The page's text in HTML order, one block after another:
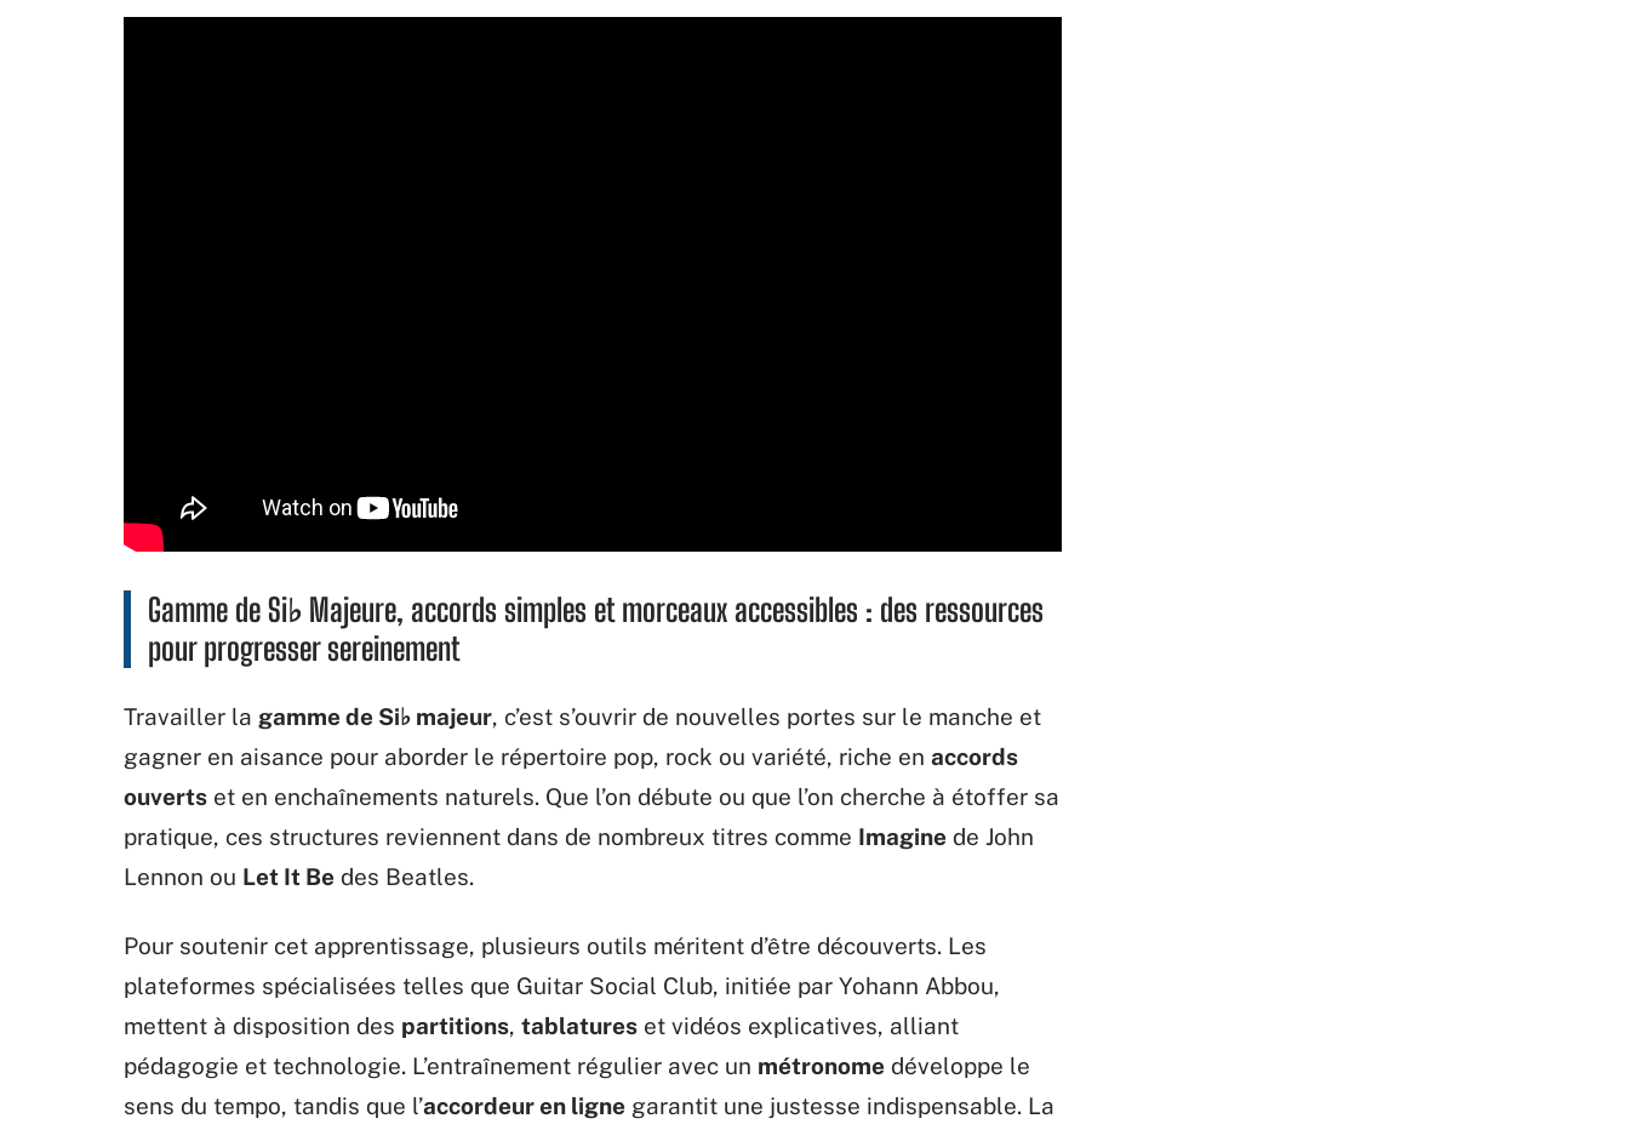
Gamme de Si♭ Majeure, accords simples et morceaux accessibles : des ressources
pour progresser sereinement
Travailler la gamme de Si♭ majeur, c’est s’ouvrir de nouvelles portes sur le manche et
gagner en aisance pour aborder le répertoire pop, rock ou variété, riche en accords
ouverts et en enchaînements naturels. Que l’on débute ou que l’on cherche à étoffer sa
pratique, ces structures reviennent dans de nombreux titres comme Imagine de John
Lennon ou Let It Be des Beatles.
Pour soutenir cet apprentissage, plusieurs outils méritent d’être découverts. Les
plateformes spécialisées telles que Guitar Social Club, initiée par Yohann Abbou,
mettent à disposition des partitions, tablatures et vidéos explicatives, alliant
pédagogie et technologie. L’entraînement régulier avec un métronome développe le
sens du tempo, tandis que l’accordeur en ligne garantit une justesse indispensable. La